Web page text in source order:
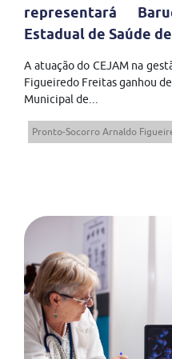
representará
Estadual de Saúde
A atuação do CEJAM na
Figueiredo Freitas ganhou
Municipal de...
Pronto-Socorro Arnaldo